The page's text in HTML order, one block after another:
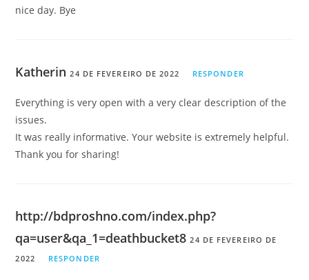
nice day. Bye
Katherin 24 DE FEVEREIRO DE 2022 RESPONDER
Everything is very open with a very clear description of the
issues.
It was really informative. Your website is extremely helpful.
Thank you for sharing!
http://bdproshno.com/index.php?
qa=user&qa_1=deathbucket8 24 DE FEVEREIRO DE
2022
RESPONDER